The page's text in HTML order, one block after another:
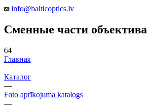
info@balticoptics.lv
Сменные части объектива
64
Главная
—
Каталог
—
Foto aprīkojuma katalogs
—